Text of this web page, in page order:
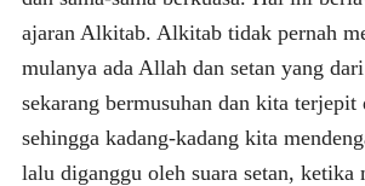
ajaran Alkitab. Alkitab tidak pernah
mulanya ada Allah dan setan yang
sekarang bermusuhan dan kita terjepit
sehingga kadang-kadang kita
lalu diganggu oleh suara setan, ketika